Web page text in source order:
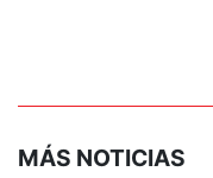
MÁS NOTICIAS